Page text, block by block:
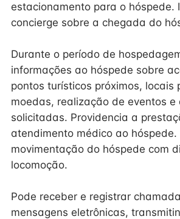
estacionamento para o hóspede.
concierge sobre a chegada do
Durante o período de
informações ao hóspede sobre
pontos turísticos próximos, locais
moedas, realização de eventos e
solicitadas. Providencia a
atendimento médico ao hóspede.
movimentação do hóspede com
locomoção.
Pode receber e registrar
mensagens eletrônicas,